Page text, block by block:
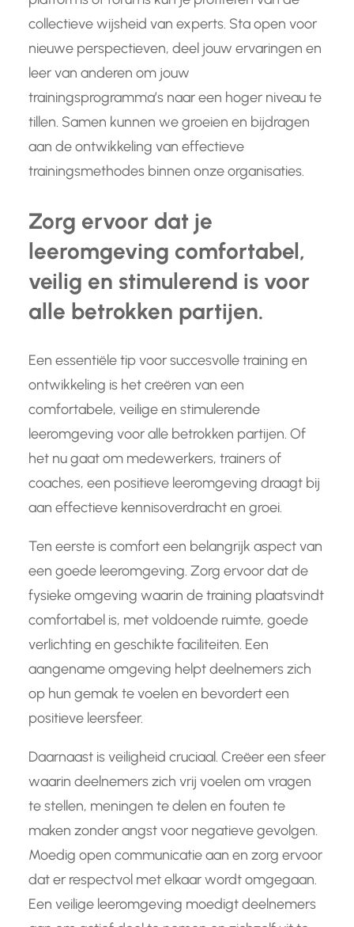
collectieve wijsheid van experts. Sta open voor
nieuwe perspectieven, deel jouw ervaringen en
leer van anderen om jouw
trainingsprogramma’s naar een hoger niveau te
tillen. Samen kunnen we groeien en bijdragen
aan de ontwikkeling van effectieve
trainingsmethodes binnen onze organisaties.
Zorg ervoor dat je
leeromgeving comfortabel,
veilig en stimulerend is voor
alle betrokken partijen.
Een essentiële tip voor succesvolle training en
ontwikkeling is het creëren van een
comfortabele, veilige en stimulerende
leeromgeving voor alle betrokken partijen. Of
het nu gaat om medewerkers, trainers of
coaches, een positieve leeromgeving draagt bij
aan effectieve kennisoverdracht en groei.
Ten eerste is comfort een belangrijk aspect van
een goede leeromgeving. Zorg ervoor dat de
fysieke omgeving waarin de training plaatsvindt
comfortabel is, met voldoende ruimte, goede
verlichting en geschikte faciliteiten. Een
aangename omgeving helpt deelnemers zich
op hun gemak te voelen en bevordert een
positieve leersfeer.
Daarnaast is veiligheid cruciaal. Creëer een sfeer
waarin deelnemers zich vrij voelen om vragen
te stellen, meningen te delen en fouten te
maken zonder angst voor negatieve gevolgen.
Moedig open communicatie aan en zorg ervoor
dat er respectvol met elkaar wordt omgegaan.
Een veilige leeromgeving moedigt deelnemers